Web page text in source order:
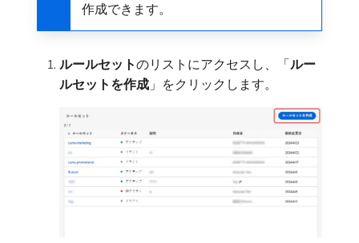
作成できます。
ルールセット​のリストにアクセスし、「ルー
ルセットを作成 」をクリックします。